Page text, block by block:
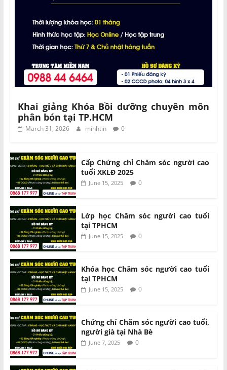
Khai giảng Khóa Bồi dưỡng chuyên môn
phân bón tại TP.HCM
March 31, 2026 minhtin 0
Cấp Chứng chỉ Chăm sóc người cao
tuổi XKLĐ 2025
June 15, 2025 0
Lớp học Chăm sóc người cao tuổi
tại TPHCM
June 15, 2025 0
Khóa học Chăm sóc người cao tuổi
tại TPHCM
June 15, 2025 0
Chứng chỉ Chăm sóc người cao tuổi,
người già tại Nhà Bè
June 7, 2025 0